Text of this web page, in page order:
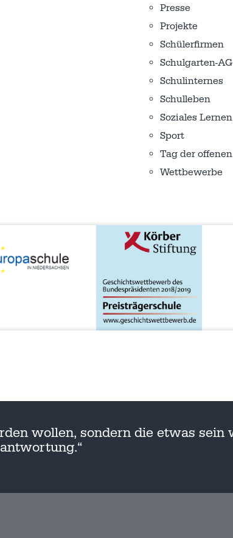
Presse
Projekte
Schülerfirmen
Schulgarten-AG
Schulinternes
Schulleben
Soziales
Sport
Tag der
Wettbewerbe
wollen, sondern die etwas sein